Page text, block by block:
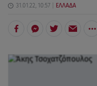
31.01.22, 10:57 ΕΛΛΑΔΑ